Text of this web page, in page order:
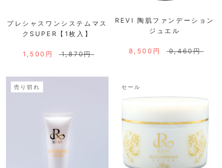
プレシャスワンシステムマス
クSUPER【1枚入】
1,500円 1,870円
REVI 陶肌ファンデーション
ジュエル
8,500円 9,460円
売り切れ セール